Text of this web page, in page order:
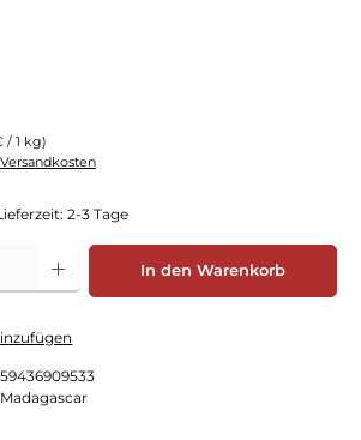
/ 1 kg)
2-3 Tage
gewünschten Wert ein oder benutze die
In den Warenkorb